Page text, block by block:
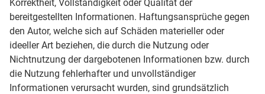
Korrektheit, Vollständigkeit oder Qualität der
bereitgestellten Informationen. Haftungsansprüche gegen
den Autor, welche sich auf Schäden materieller oder
ideeller Art beziehen, die durch die Nutzung oder
Nichtnutzung der dargebotenen Informationen bzw. durch
die Nutzung fehlerhafter und unvollständiger
Informationen verursacht wurden, sind grundsätzlich